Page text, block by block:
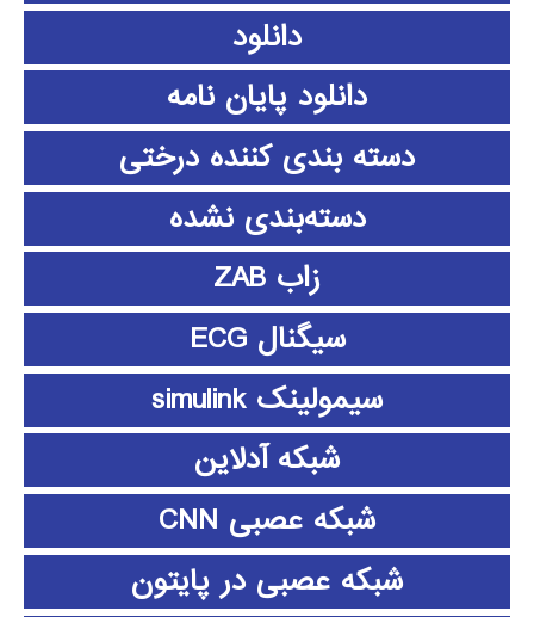
دانلود
دانلود پايان نامه
دسته بندی کننده درختی
دسته‌بندی نشده
زاب ZAB
سیگنال ECG
سیمولینک simulink
شبکه آدلاین
شبکه عصبی CNN
شبکه عصبی در پایتون